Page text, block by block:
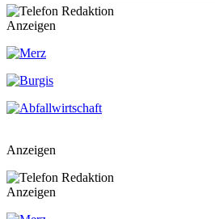
Anzeigen
Anzeigen
Anzeigen